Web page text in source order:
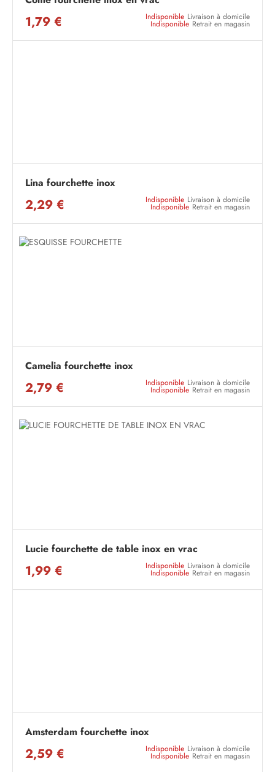
1,79 € Indisponible Livraison à domicile
Indisponible Retrait en magasin
Lina fourchette inox
2,29 € Indisponible Livraison à domicile
Indisponible Retrait en magasin
Camelia fourchette inox
2,79 € Indisponible Livraison à domicile
Indisponible Retrait en magasin
Lucie fourchette de table inox en vrac
1,99 € Indisponible Livraison à domicile
Indisponible Retrait en magasin
Amsterdam fourchette inox
2,59 € Indisponible Livraison à domicile
Indisponible Retrait en magasin